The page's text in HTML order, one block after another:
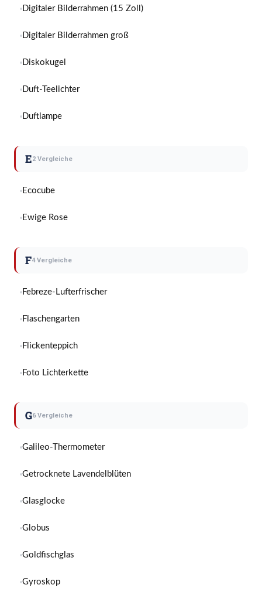
Digitaler Bilderrahmen (15 Zoll)
Digitaler Bilderrahmen groß
Diskokugel
Duft-Teelichter
Duftlampe
E2 Vergleiche
Ecocube
Ewige Rose
F4 Vergleiche
Febreze-Lufterfrischer
Flaschengarten
Flickenteppich
Foto Lichterkette
G6 Vergleiche
Galileo-Thermometer
Getrocknete Lavendelblüten
Glasglocke
Globus
Goldfischglas
Gyroskop